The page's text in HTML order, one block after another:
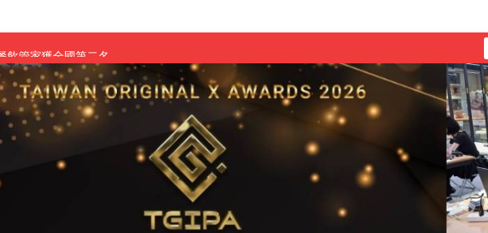
飲管家獲全國第二名
與青年學子溫馨對談 傳遞品格與智慧力量
生蛻變成金融新星
燃爆傳統與現代
遊戲大賞雙佳作
專廣播詞競賽英文組佳作